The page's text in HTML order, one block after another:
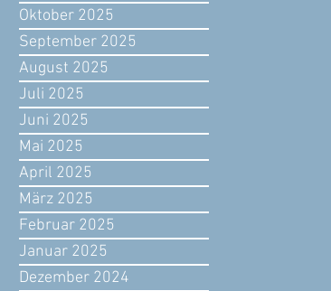
Oktober 2025
September 2025
August 2025
Juli 2025
Juni 2025
Mai 2025
April 2025
März 2025
Februar 2025
Januar 2025
Dezember 2024